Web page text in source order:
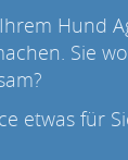
Hund
Sie
etwas für